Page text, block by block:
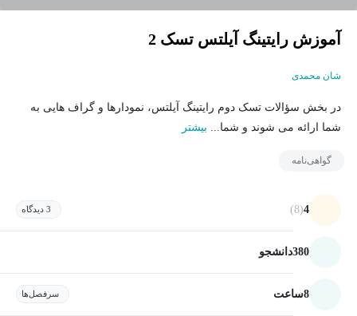
آموزش رایتینگ آیلتس تسک 2
شان محمدی
در بخش سؤالات تسک دوم رایتینگ آیلتس، نمودارها و گراف هایی به
شما ارائه می شوند و شما... بیشتر
گواهی‌نامه
4
(8) 3 دیدگاه
380دانشجو
8ساعت سرفصل‌ها